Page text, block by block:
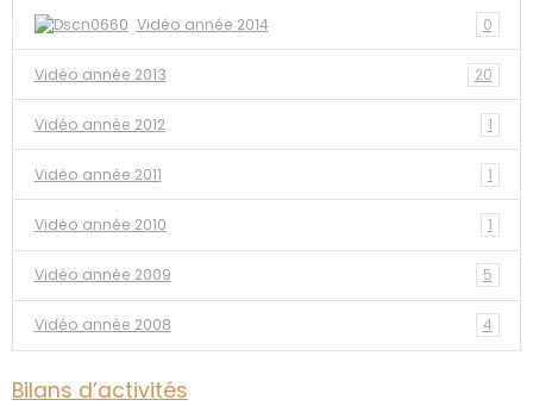
Vidéo année 2014 0
Vidéo année 2013 20
Vidéo année 2012 1
Vidéo année 2011 1
Vidéo année 2010 1
Vidéo année 2009 5
Vidéo année 2008 4
Bilans d’activités